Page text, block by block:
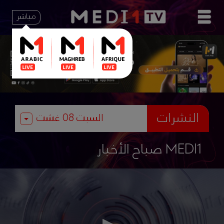
مباشر
النشرات
صباح الأخبار MEDI1